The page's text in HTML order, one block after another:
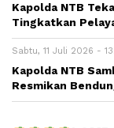
Kapolda NTB
Tingkatkan
Sabtu, 11 Juli 2026 -
Kapolda NTB
Resmikan